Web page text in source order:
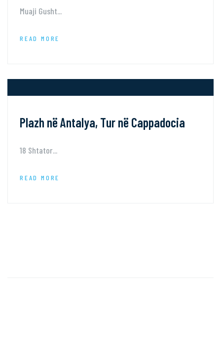
Muaji Gusht...
READ MORE
Plazh në Antalya, Tur në Cappadocia
18 Shtator...
READ MORE